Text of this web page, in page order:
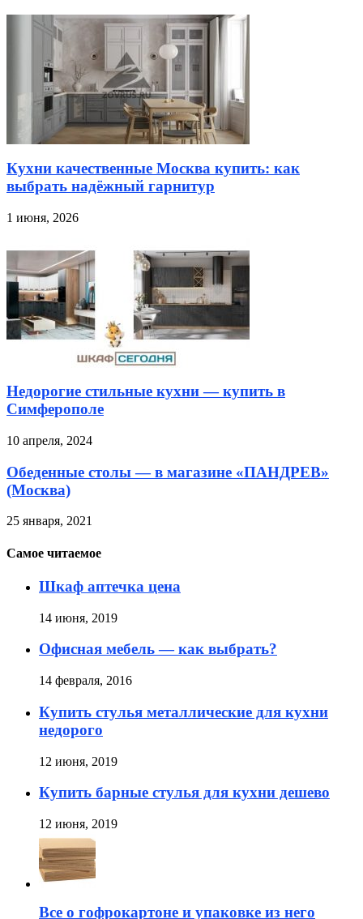
Кухни качественные Москва купить: как
выбрать надёжный гарнитур
1 июня, 2026
Недорогие стильные кухни — купить в
Симферополе
10 апреля, 2024
Обеденные столы — в магазине «ПАНДРЕВ»
(Москва)
25 января, 2021
Самое читаемое
Шкаф аптечка цена
14 июня, 2019
Офисная мебель — как выбрать?
14 февраля, 2016
Купить стулья металлические для кухни
недорого
12 июня, 2019
Купить барные стулья для кухни дешево
12 июня, 2019
Все о гофрокартоне и упаковке из него